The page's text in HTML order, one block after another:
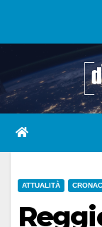
ATTUALITÀ